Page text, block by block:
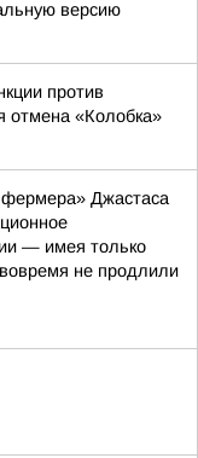
версию
против
отмена «Колобка»
Джастаса
— имея только
не продлили